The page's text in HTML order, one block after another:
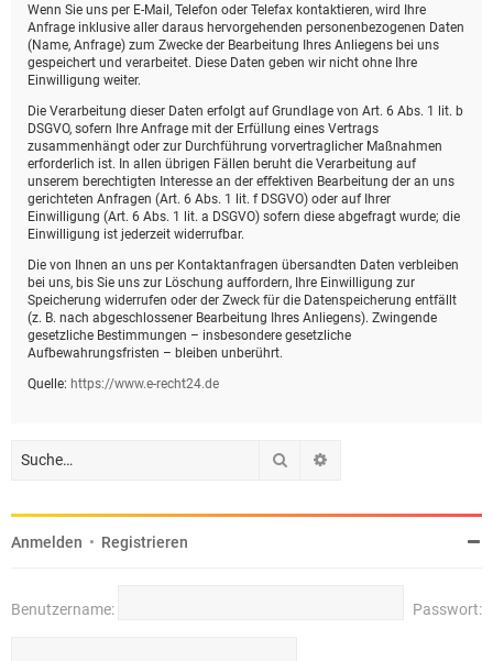
Wenn Sie uns per E-Mail, Telefon oder Telefax kontaktieren, wird Ihre
Anfrage inklusive aller daraus hervorgehenden personenbezogenen Daten
(Name, Anfrage) zum Zwecke der Bearbeitung Ihres Anliegens bei uns
gespeichert und verarbeitet. Diese Daten geben wir nicht ohne Ihre
Einwilligung weiter.
Die Verarbeitung dieser Daten erfolgt auf Grundlage von Art. 6 Abs. 1 lit. b
DSGVO, sofern Ihre Anfrage mit der Erfüllung eines Vertrags
zusammenhängt oder zur Durchführung vorvertraglicher Maßnahmen
erforderlich ist. In allen übrigen Fällen beruht die Verarbeitung auf
unserem berechtigten Interesse an der effektiven Bearbeitung der an uns
gerichteten Anfragen (Art. 6 Abs. 1 lit. f DSGVO) oder auf Ihrer
Einwilligung (Art. 6 Abs. 1 lit. a DSGVO) sofern diese abgefragt wurde; die
Einwilligung ist jederzeit widerrufbar.
Die von Ihnen an uns per Kontaktanfragen übersandten Daten verbleiben
bei uns, bis Sie uns zur Löschung auffordern, Ihre Einwilligung zur
Speicherung widerrufen oder der Zweck für die Datenspeicherung entfällt
(z. B. nach abgeschlossener Bearbeitung Ihres Anliegens). Zwingende
gesetzliche Bestimmungen – insbesondere gesetzliche
Aufbewahrungsfristen – bleiben unberührt.
Quelle: https://www.e-recht24.de
Suche
Anmelden • Registrieren
Benutzername: Passwort: